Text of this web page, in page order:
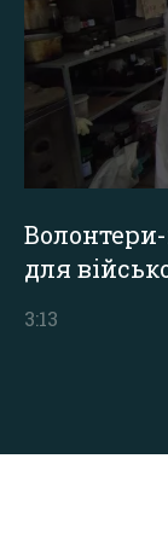
для
3:13